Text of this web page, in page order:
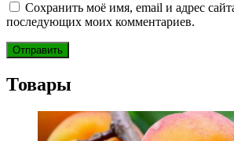
Сохранить моё имя, email и адрес
последующих моих комментариев.
Товары